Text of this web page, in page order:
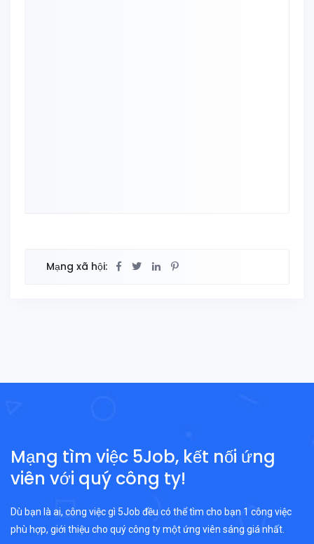
Mạng xã hội:
Mạng tìm việc 5Job, kết nối ứng
viên với quý công ty!
Dù bạn là ai, công việc gì 5Job đều có thể tìm cho bạn 1 công việc
phù hợp, giới thiệu cho quý công ty một ứng viên sáng giá nhất.